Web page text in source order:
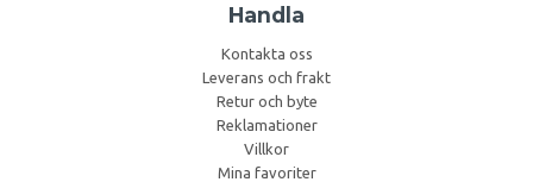
Handla
Kontakta oss
Leverans och frakt
Retur och byte
Reklamationer
Villkor
Mina favoriter